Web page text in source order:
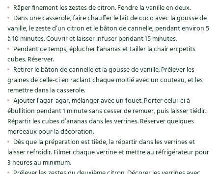
Recettes sans gluten
Recettes végétariennes et vegan
Habitat écologique
Conception et gros oeuvre
Matériaux écologiques
Énergie
Gestion de l’eau
Entretien de la maison
Entre abonné·es
Trucs & astuces
Expés
Trocs & petites annonces
Appels à témoignage
Bonnes adresses
Liste des pépiniéristes
Mieux consommer
Râper finement les zestes de citron. Fendre la vanille en deux.
Dans une casserole, faire chauffer le lait de coco avec la gousse de
vanille, le zeste d’un citron et le bâton de cannelle, pendant environ 5
à 10 minutes. Couvrir et laisser infuser pendant 15 minutes.
Pendant ce temps, éplucher l’ananas et tailler la chair en petits
cubes. Réserver.
Retirer le bâton de cannelle et la gousse de vanille. Prélever les
graines de celle-ci en raclant chaque moitié avec un couteau, et les
remettre dans la casserole.
Ajouter l’agar-agar, mélanger avec un fouet. Porter celui-ci à
ébullition pendant 1 minute sans cesser de remuer, puis laisser tiédir.
Répartir les cubes d’ananas dans les verrines. Réserver quelques
morceaux pour la décoration.
Dès que la préparation est tiède, la répartir dans les verrines et
laisser refroidir. Filmer chaque verrine et mettre au réfrigérateur pour
3 heures au minimum.